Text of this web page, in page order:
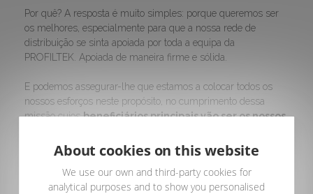
Por quê? A resposta é muito simples: porque queremos ser
os melhores, especialmente para que a nossa rede de
distribuição se sinta apoiada por toda a equipa da
PROFILTEK. Apoiada de maneira firme e sólida.
E podemos assegurar-lhe que estamos a colocar todos os
nossos esforços neste propósito, no cumprimento dessa
missão cujosbeneficiários principais vão ser os nossos
About cookies on this website
We use our own and third-party cookies for
analytical purposes and to show you personalised